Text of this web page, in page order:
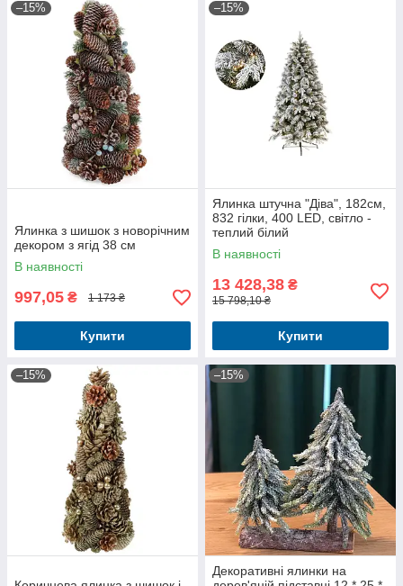
–15%
Ялинка з шишок з новорічним
декором з ягід 38 см
В наявності
997,05 ₴ 1 173 ₴
Купити
–15%
Ялинка штучна "Діва", 182см,
832 гілки, 400 LED, світло -
теплий білий
В наявності
13 428,38 ₴
15 798,10 ₴
Купити
–15% –15%
Декоративні ялинки на